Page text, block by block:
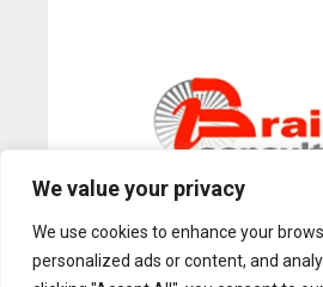
We value your privacy
We use cookies to enhance your
personalized ads or content, and
Gazduire Web